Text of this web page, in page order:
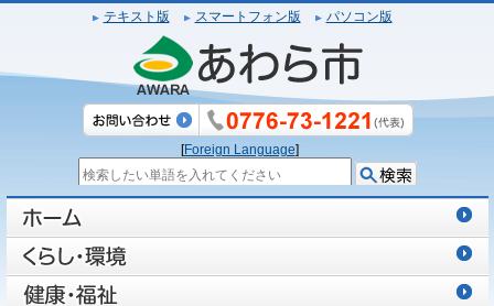
テキスト版 スマートフォン版 パソコン版
[Foreign Language]